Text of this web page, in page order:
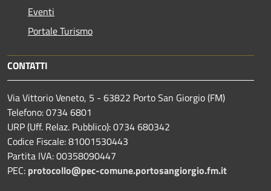
Eventi
Portale Turismo
CONTATTI
Via Vittorio Veneto, 5 - 63822 Porto San Giorgio (FM)
Telefono: 0734 6801
URP (Uff. Relaz. Pubblico): 0734 680342
Codice Fiscale: 81001530443
Partita IVA: 00358090447
PEC: protocollo@pec-comune.portosangiorgio.fm.it